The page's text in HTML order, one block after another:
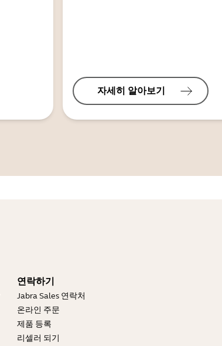
자세히 알아보기
연락하기
Jabra Sales 연락처
온라인 주문
제품 등록
리셀러 되기